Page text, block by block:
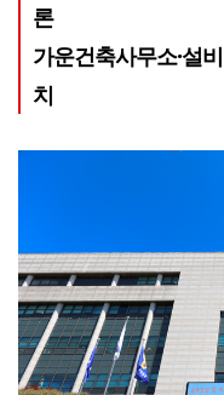
론
가운건축사무소·설
치